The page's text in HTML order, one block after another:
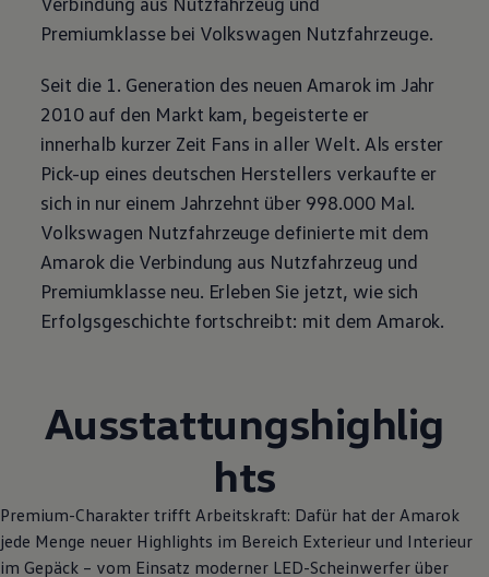
Premiumklasse bei Volkswagen Nutzfahrzeuge.
Seit die 1. Generation des neuen Amarokim Jahr
2010 auf den Markt kam, begeisterte er
innerhalb kurzer Zeit Fans in aller Welt. Als erster
Pick-up eines deutschen Herstellers verkaufte er
sich in nur einem Jahrzehnt über 998.000 Mal.
Volkswagen Nutzfahrzeuge definierte mit dem
Amarok die Verbindung aus Nutzfahrzeug und
Premiumklasse neu. Erleben Sie jetzt, wie sich
Erfolgsgeschichte fortschreibt: mit dem Amarok.
Ausstattungshighlig
hts
Premium-Charakter trifft Arbeitskraft: Dafür hat der Amarok
jede Menge neuer Highlights im Bereich Exterieur und Interieur
im Gepäck – vom Einsatz moderner LED-Scheinwerfer über